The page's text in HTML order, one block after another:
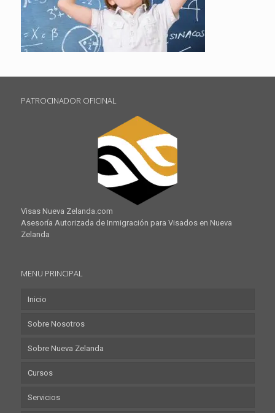
PATROCINADOR OFICINAL
Visas Nueva Zelanda.com
Asesoría Autorizada de Inmigración para Visados en Nueva
Zelanda
MENU PRINCIPAL
Inicio
Sobre Nosotros
Sobre Nueva Zelanda
Cursos
Servicios